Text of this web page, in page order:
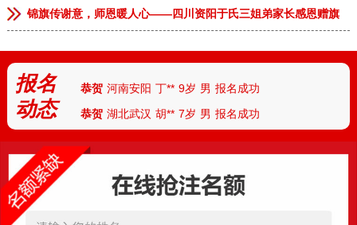
锦旗传谢意，师恩暖人心——四川资阳于氏三姐弟家长感恩赠旗
报名
动态
恭贺 上海 王* 男 报名成功
恭贺 天津 付** 10岁 女 报名成功
恭贺 河南安阳 丁** 9岁 男 报名成功
恭贺 湖北武汉 胡** 7岁 男 报名成功
恭贺
湖南怀化 任* 6岁 男 报名成功